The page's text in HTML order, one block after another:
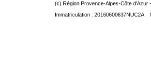
(c) Région Provence-Alpes-Côte d'Azur
Immatriculation : 20160600637NUC2A